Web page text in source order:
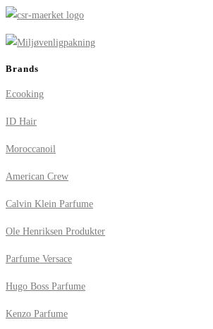
Brands
Ecooking
ID Hair
Moroccanoil
American Crew
Calvin Klein Parfume
Ole Henriksen Produkter
Parfume Versace
Hugo Boss Parfume
Kenzo Parfume